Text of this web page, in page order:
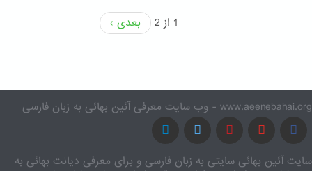
1 از 2
بعدی ›
www.aeenebahai.org - وب سایت معرفی آئین بهائی به زبان فارسی
سایت آئین بهائی سایتی به زبان فارسی و برای معرفی دیانت بهائی به